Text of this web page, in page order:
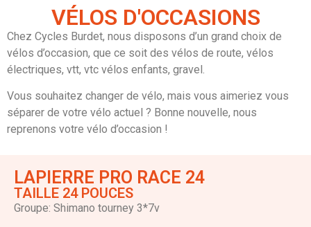
VÉLOS D'OCCASIONS
Chez Cycles Burdet, nous disposons d’un grand choix de
vélos d’occasion, que ce soit des vélos de route, vélos
électriques, vtt, vtc vélos enfants, gravel.
Vous souhaitez changer de vélo, mais vous aimeriez vous
séparer de votre vélo actuel ? Bonne nouvelle, nous
reprenons votre vélo d’occasion !
LAPIERRE PRO RACE 24
TAILLE 24 POUCES
Groupe: Shimano tourney 3*7v